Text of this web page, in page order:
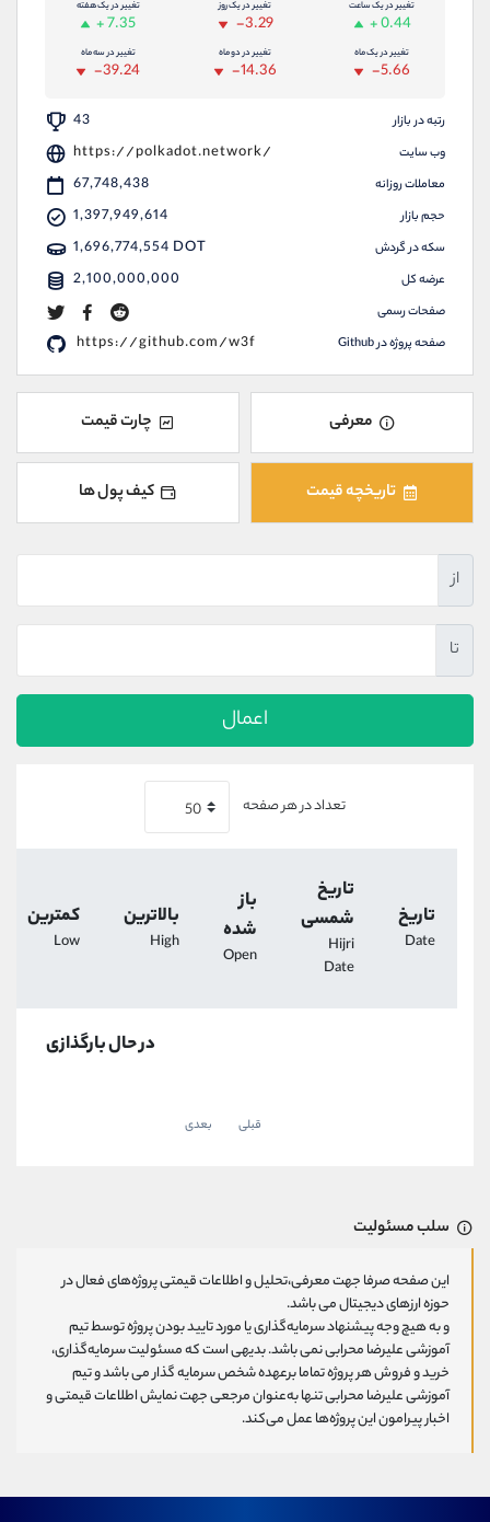
تغییر در یک ساعت
+ 0.44
تغییر در یک روز
-3.29
تغییر در یک هفته
+ 7.35
تغییر در یک ماه
-5.66
تغییر در دو ماه
-14.36
تغییر در سه ماه
-39.24
رتبه در بازار 43
وب سایت https://polkadot.network/
معاملات روزانه 67,748,438
حجم بازار 1,397,949,614
سکه در گردش 1,696,774,554 DOT
عرضه کل 2,100,000,000
صفحات رسمی
صفحه پروژه در Github
https://github.com/w3f
معرفی چارت قیمت
تاریخچه قیمت کیف پول ها
از
تا
اعمال
تعداد در هر صفحه
تاریخ
Date
تاریخ
شمسی
Hijri
Date
باز
شده
Open
بالاترین
High
کمترین
Low
در حال بارگذازی
قبلی بعدی
سلب مسئولیت
این صفحه صرفا جهت معرفی،تحلیل و اطلاعات قیمتی پروژه‌های فعال در
حوزه ارزهای دیجیتال می باشد.
و به هیچ وجه پیشنهاد سرمایه‌گذاری یا مورد تایید بودن پروژه توسط تیم
آموزشی علیرضا محرابی نمی باشد. بدیهی است که مسئولیت سرمایه‌گذاری،
خرید و فروش هر پروژه تماما برعهده شخص سرمایه گذار می باشد و تیم
آموزشی علیرضا محرابی تنها به‌عنوان مرجعی جهت نمایش اطلاعات قیمتی و
اخبار پیرامون این پروژه‌‌ها عمل می‌کند.
09927779040
شروع گفتگو
@Armteam_admin_por
پشتیبان فروش
موبایل 09101364784
شروع گفتگو
@Armteam_admin_104
021-22021040
بدون پیش شماره 90001030
@alirezamehrabi_official